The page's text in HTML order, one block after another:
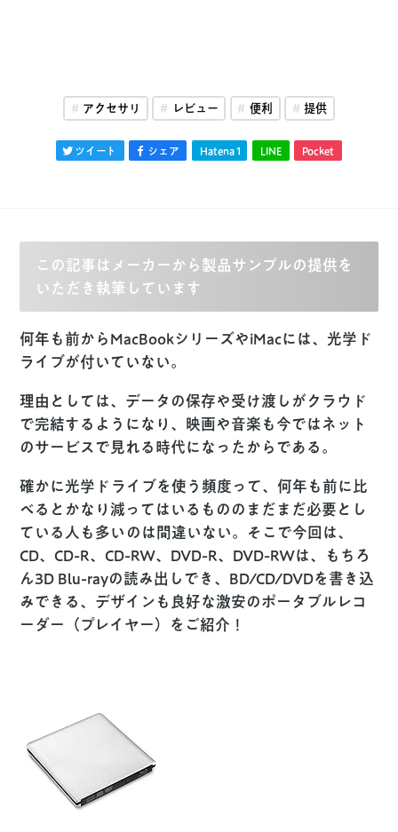
アクセサリ レビュー 便利 提供
ツイート シェア Hatena1 LINE Pocket
この記事はメーカーから製品サンプルの提供を
いただき執筆しています
何年も前からMacBookシリーズやiMacには、光学ド
ライブが付いていない。
理由としては、データの保存や受け渡しがクラウド
で完結するようになり、映画や音楽も今ではネット
のサービスで見れる時代になったからである。
確かに光学ドライブを使う頻度って、何年も前に比
べるとかなり減ってはいるもののまだまだ必要とし
ている人も多いのは間違いない。そこで今回は、
CD、CD-R、CD-RW、DVD-R、DVD-RWは、もちろ
ん3D Blu-rayの読み出しでき、BD/CD/DVDを書き込
みできる、デザインも良好な激安のポータブルレコ
ーダー（プレイヤー）をご紹介！